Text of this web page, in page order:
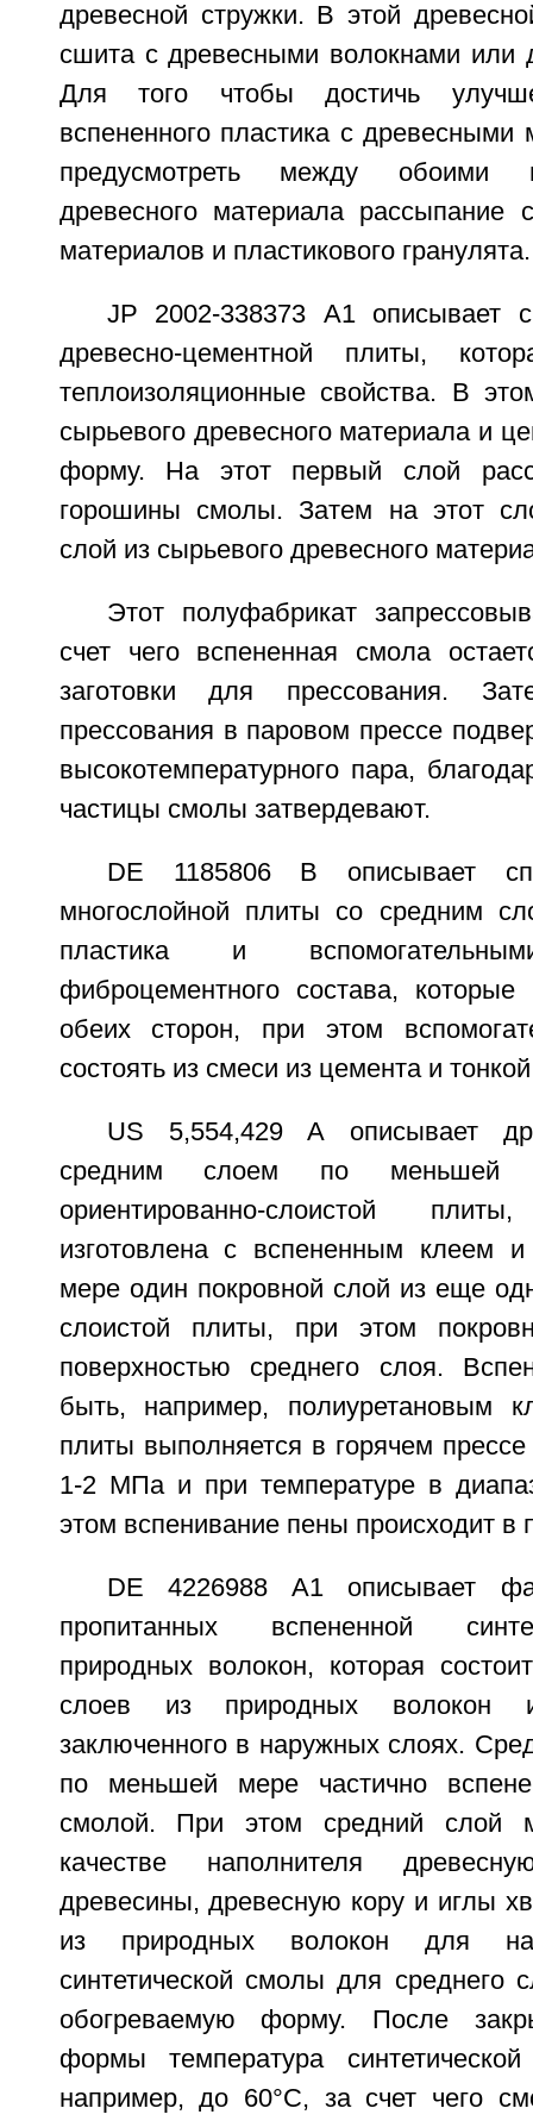
древесной стружки. В этой
сшита с древесными волокнами или
Для того чтобы достичь
вспененного пластика с
предусмотреть между обоими
древесного материала рассыпание
материалов и пластикового гранулята.
JP 2002-338373 А1 описывает
древесно-цементной плиты,
теплоизоляционные свойства. В
сырьевого древесного материала и
форму. На этот первый слой
горошины смолы. Затем на этот
слой из сырьевого древесного
Этот полуфабрикат
счет чего вспененная смола
заготовки для прессования.
прессования в паровом прессе
высокотемпературного пара,
частицы смолы затвердевают.
DE 1185806 В описывает
многослойной плиты со средним
пластика и
фиброцементного состава, которые
обеих сторон, при этом
состоять из смеси из цемента и
US 5,554,429 А описывает
средним слоем по
ориентированно-слоистой
изготовлена с вспененным клеем
мере один покровной слой из еще
слоистой плиты, при этом
поверхностью среднего слоя.
быть, например, полиуретановым
плиты выполняется в горячем
1-2 МПа и при температуре в
этом вспенивание пены происходит в
DE 4226988 А1 описывает
пропитанных вспененной
природных волокон, которая
слоев из природных волокон
заключенного в наружных слоях.
по меньшей мере частично
смолой. При этом средний слой
качестве наполнителя
древесины, древесную кору и иглы
из природных волокон для
синтетической смолы для среднего
обогреваемую форму. После
формы температура
например, до 60°С, за счет чего